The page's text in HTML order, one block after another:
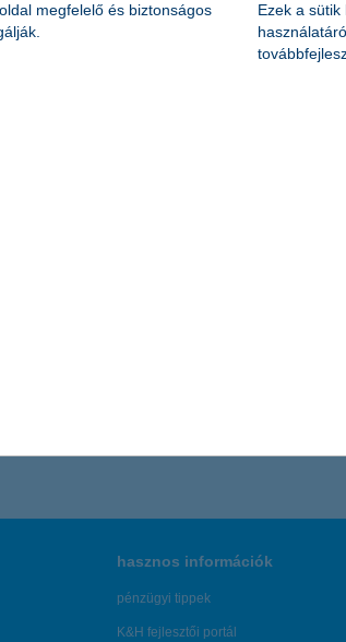
tól
K&H-nál: a bank ügyfelei már a Digitális
gyors, könnyű és biztonságos belépést
hasznos információk
pénzügyi tippek
K&H fejlesztői portál
megfelelő és biztonságos
Ezek a